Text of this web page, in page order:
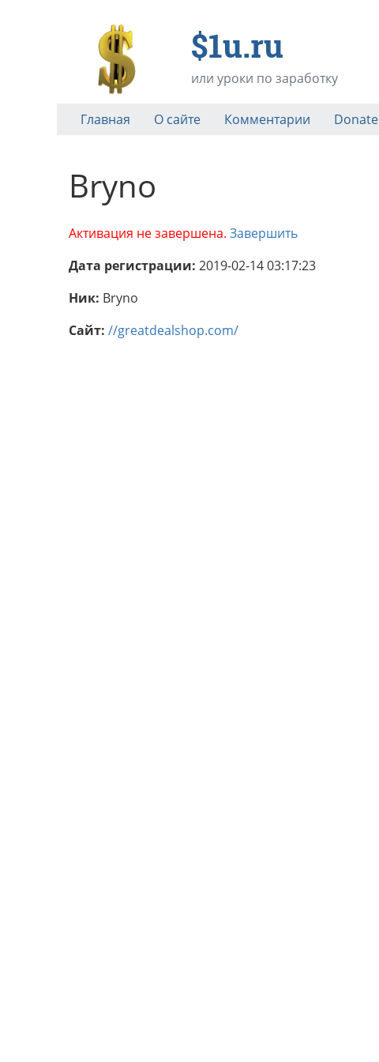
$1u.ru
или уроки по заработку
Главная О сайте Комментарии Donate
Bryno
Активация не завершена. Завершить
Дата регистрации: 2019-02-14 03:17:23
Ник: Bryno
Сайт: //greatdealshop.com/